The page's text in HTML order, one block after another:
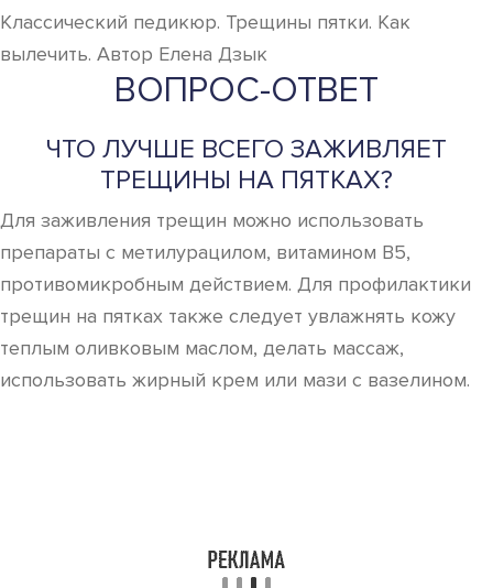
Классический педикюр. Трещины пятки. Как
вылечить. Автор Елена Дзык
ВОПРОС-ОТВЕТ
ЧТО ЛУЧШЕ ВСЕГО ЗАЖИВЛЯЕТ
ТРЕЩИНЫ НА ПЯТКАХ?
Для заживления трещин можно использовать
препараты с метилурацилом, витамином В5,
противомикробным действием. Для профилактики
трещин на пятках также следует увлажнять кожу
теплым оливковым маслом, делать массаж,
использовать жирный крем или мази с вазелином.